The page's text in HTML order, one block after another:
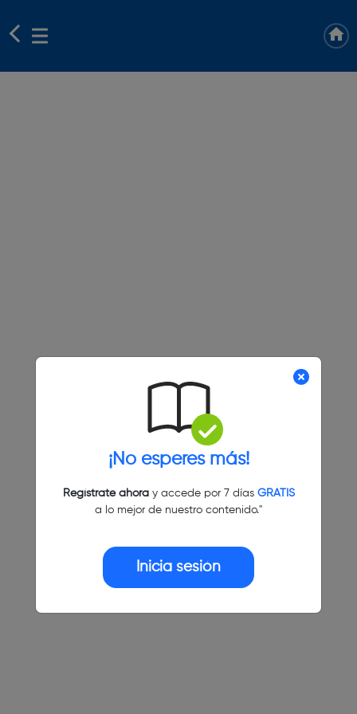
¡No esperes más!
Regístrate ahoray accede por 7 días GRATIS
a lo mejor de nuestro contenido."
Inicia sesión